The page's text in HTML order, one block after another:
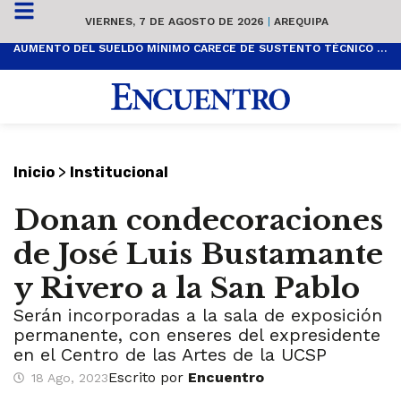
VIERNES, 7 DE AGOSTO DE 2026 | AREQUIPA
AUMENTO DEL SUELDO MÍNIMO CARECE DE SUSTENTO TÉCNICO Y ES POPULISTA
Inicio > Institucional
Donan condecoraciones
de José Luis Bustamante
y Rivero a la San Pablo
Serán incorporadas a la sala de exposición
permanente, con enseres del expresidente
en el Centro de las Artes de la UCSP
18 Ago, 2023Escrito por Encuentro